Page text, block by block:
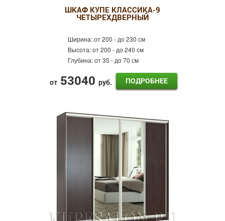
ШКАФ КУПЕ КЛАССИКА-9
ЧЕТЫРЕХДВЕРНЫЙ
Ширина:от 200 - до 230 см
Высота:от 200 - до 240 см
Глубина:от 35 - до 70 см
от 53040 руб. ПОДРОБНЕЕ